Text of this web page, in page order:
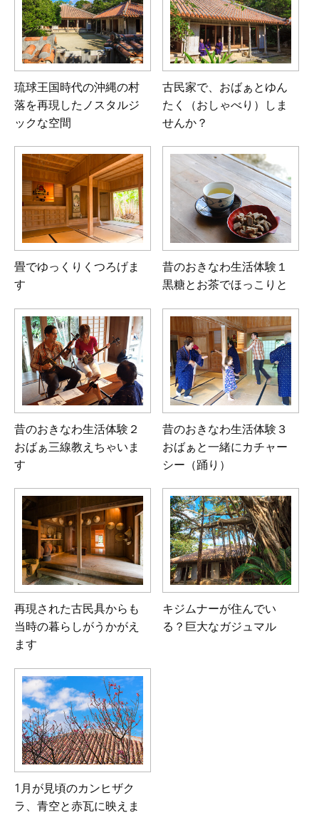
琉球王国時代の沖縄の村
落を再現したノスタルジ
ックな空間
古民家で、おばぁとゆん
たく（おしゃべり）しま
せんか？
畳でゆっくりくつろげま
す
昔のおきなわ生活体験１
黒糖とお茶でほっこりと
昔のおきなわ生活体験２
おばぁ三線教えちゃいま
す
昔のおきなわ生活体験３
おばぁと一緒にカチャー
シー（踊り）
再現された古民具からも
当時の暮らしがうかがえ
ます
キジムナーが住んでい
る？ 巨大なガジュマル
1月が見頃のカンヒザク
ラ、青空と赤瓦に映えま